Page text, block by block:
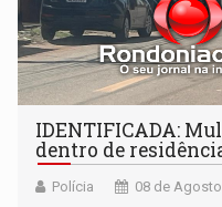
IDENTIFICADA:
dentro de
Polícia 08 de